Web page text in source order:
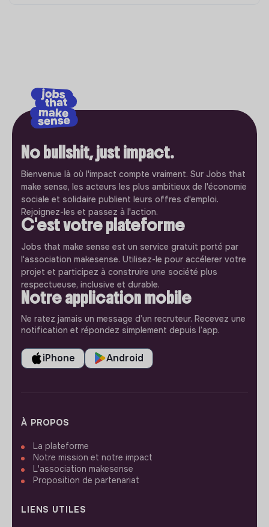
No bullshit, just impact.
Bienvenue là où l'impact compte vraiment. Sur Jobs that
make sense, les acteurs les plus ambitieux de l'économie
sociale et solidaire publient leurs offres d'emploi.
Rejoignez-les et passez à l'action.
C'est votre plateforme
Jobs that make sense est un service gratuit porté par
l'association makesense. Utilisez-le pour accélerer votre
projet et participez à construire une société plus
respectueuse, inclusive et durable.
Notre application mobile
Ne ratez jamais un message d’un recruteur. Recevez une
notification et répondez simplement depuis l’app.
iPhone Android
À PROPOS
La plateforme
Notre mission et notre impact
L'association makesense
Proposition de partenariat
LIENS UTILES